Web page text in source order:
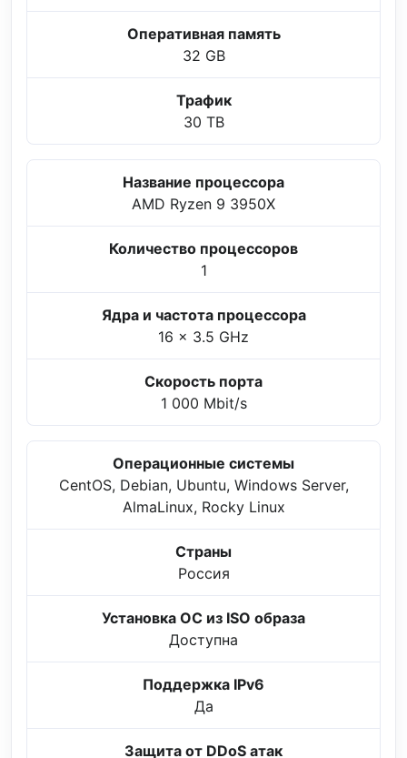
Оперативная память
32 GB
Трафик
30 TB
Название процессора
AMD Ryzen 9 3950X
Количество процессоров
1
Ядра и частота процессора
16 x 3.5 GHz
Скорость порта
1 000 Mbit/s
Операционные системы
CentOS, Debian, Ubuntu, Windows Server,
AlmaLinux, Rocky Linux
Страны
Россия
Установка ОС из ISO образа
Доступна
Поддержка IPv6
Да
Защита от DDoS атак